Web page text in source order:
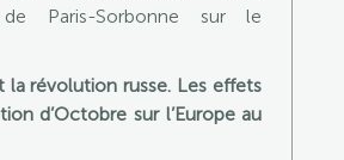
de Paris-Sorbonne sur le
la révolution russe. Les effets
d’Octobre sur l’Europe au